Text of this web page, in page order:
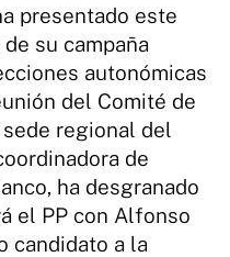
presentado este
su campaña
autonómicas
del Comité de
regional del
de
ha desgranado
el PP con Alfonso
candidato a la